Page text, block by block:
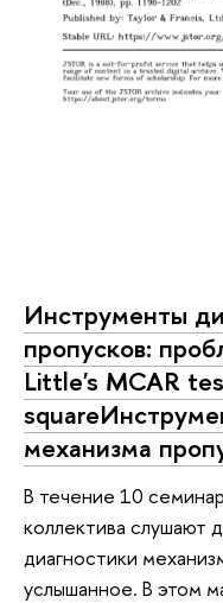
Инструменты
пропусков:
Little's MCAR
механизма
В течение 10
коллектива слушают
диагностики
услышанное. В этом